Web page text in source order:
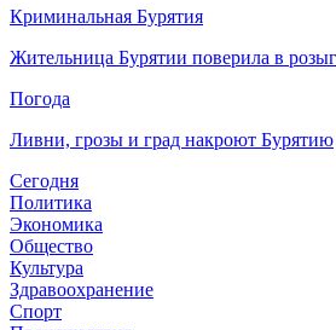
Криминальная Бурятия
Жительница Бурятии поверила в
Погода
Ливни, грозы и град накроют Бурятию
Сегодня
Политика
Экономика
Общество
Культура
Здравоохранение
Спорт